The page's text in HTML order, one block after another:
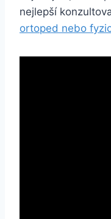
nejlepší
ortoped nebo